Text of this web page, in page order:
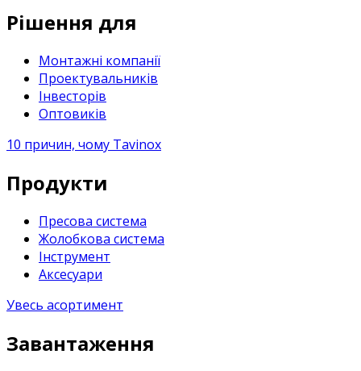
Рішення для
Монтажні компанії
Проектувальників
Інвесторів
Оптовиків
10 причин, чому Tavinox
Продукти
Пресова система
Жолобкова система
Інструмент
Аксесуари
Увесь асортимент
Завантаження